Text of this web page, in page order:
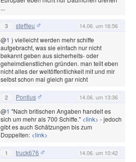
...
3 steffleu 14.06. um 16:56
@1 ) vielleicht werden mehr schiffe
aufgebracht, was sie einfach nur nicht
bekannt geben aus sicherheits- oder
geheimdienstlichen gründen. man teilt eben
nicht alles der weltöffentlichkeit mit und mir
selbst schon mal gleich gar nicht
2 Pontius 14.06. um 13:36
@1 "Nach britischen Angaben handelt es
sich um mehr als 700 Schiffe." <link> - jedoch
gibt es auch Schätzungen bis zum
Doppelten: <link>
1 truck676 14.06. um 10:42